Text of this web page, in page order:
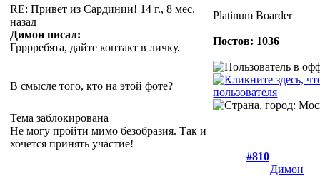
RE: Привет из Сардинии! 14 г., 8 мес.
назад
Димон писал:
Грррребята, дайте контакт в личку.
В смысле того, кто на этой фоте?
Platinum Boarder
Постов: 1036
Тема заблокирована
Не могу пройти мимо безобразия. Так и
хочется принять участие!
#810
Димон